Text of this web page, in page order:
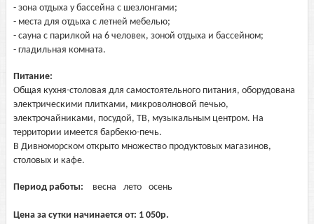
- зона отдыха у бассейна с шезлонгами;
- места для отдыха с летней мебелью;
- сауна с парилкой на 6 человек, зоной отдыха и бассейном;
- гладильная комната.
Питание:
Общая кухня-столовая для самостоятельного питания, оборудована
электрическими плитками, микроволновой печью,
электрочайниками, посудой, ТВ, музыкальным центром. На
территории имеется барбекю-печь.
В Дивноморском открыто множество продуктовых магазинов,
столовых и кафе.
Период работы: весна лето осень
Цена за сутки начинается от: 1 050р.